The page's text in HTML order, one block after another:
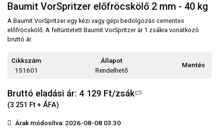
Baumit VorSpritzer előfröcskölő 2 mm - 40 kg
A Baumit VorSpritzer egy kézi vagy gépi bedolgozás cementes
előfröcskölő. A feltüntetett Baumit VorSpritzer ár 1 zsákra vonatkozó
bruttó ár.
Cikkszám
151601
Állapot
Rendelhető
Mentés
Bruttó eladási ár: 4 129 Ft/zsák
(3 251 Ft + ÁFA)
Árak módosítva: 2026-08-08 03:30